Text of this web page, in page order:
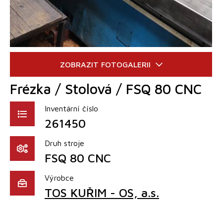
Frézka / Stolová / FSQ 80 CNC
Inventární číslo
261450
Druh stroje
FSQ 80 CNC
Výrobce
TOS KUŘIM - OS, a.s.